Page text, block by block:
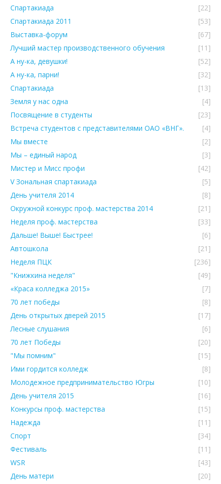
Спартакиада
[22]
Спартакиада 2011
[53]
Выставка-форум
[67]
Лучший мастер производственного обучения
[11]
А ну-ка, девушки!
[52]
А ну-ка, парни!
[32]
Спартакиада
[13]
Земля у нас одна
[4]
Посвящение в студенты
[23]
Встреча студентов с представителями ОАО «ВНГ».
[4]
Мы вместе
[2]
Мы – единый народ
[3]
Мистер и Мисс профи
[42]
V Зональная спартакиада
[5]
День учителя 2014
[8]
Окружной конкурс проф. мастерства 2014
[21]
Неделя проф. мастерства
[33]
Дальше! Выше! Быстрее!
[6]
Автошкола
[21]
Неделя ПЦК
[236]
"Книжкина неделя"
[49]
«Краса колледжа 2015»
[7]
70 лет победы
[8]
День открытых дверей 2015
[17]
Лесные слушания
[6]
70 лет Победы
[20]
"Мы помним"
[15]
Ими гордится колледж
[8]
Молодежное предпринимательство Югры
[10]
День учителя 2015
[16]
Конкурсы проф. мастерства
[15]
Надежда
[11]
Спорт
[34]
Фестиваль
[11]
WSR
[43]
День матери
[20]